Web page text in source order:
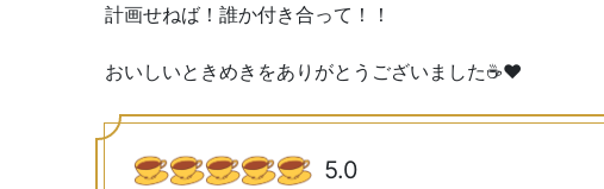
計画せねば！誰か付き合って！！
おいしいときめきをありがとうございました☕️❤️
5.0